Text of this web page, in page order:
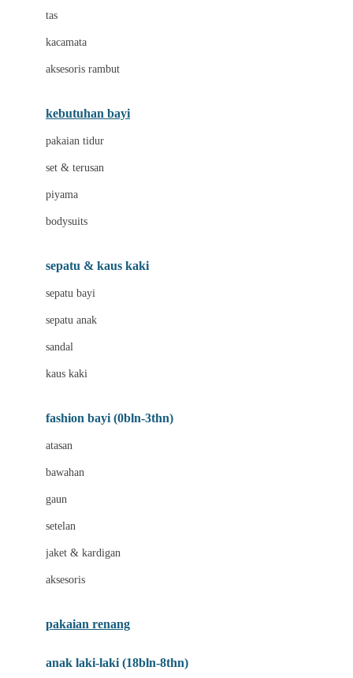
Baby Dove
Baby Jogger
Beauty Barn
Bio Oil
Biolane
Bizzi Growin
Blooming Marvellous
Bravado
Buds Organics
Bugaboo
C
tas
kacamata
aksesoris rambut
kebutuhan bayi
pakaian tidur
set & terusan
piyama
bodysuits
sepatu & kaus kaki
sepatu bayi
sepatu anak
sandal
kaus kaki
fashion bayi (0bln-3thn)
atasan
bawahan
gaun
setelan
jaket & kardigan
aksesoris
pakaian renang
anak laki-laki (18bln-8thn)